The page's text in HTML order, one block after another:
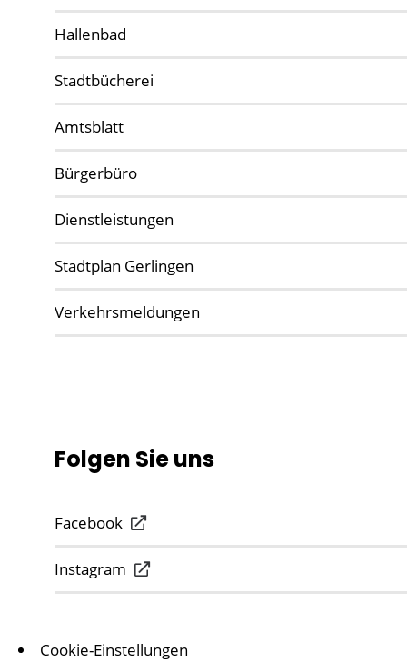
Hallenbad
Stadtbücherei
Amtsblatt
Bürgerbüro
Dienstleistungen
Stadtplan Gerlingen
Verkehrsmeldungen
Folgen Sie uns
Facebook
Instagram
Cookie-Einstellungen